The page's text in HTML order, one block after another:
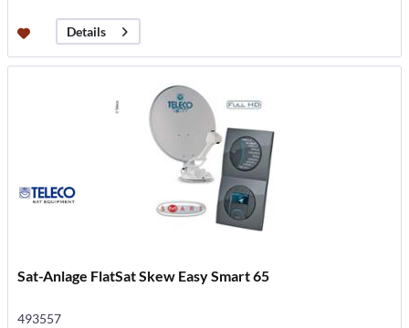
Details
Sat-Anlage FlatSat Skew Easy Smart 65
493557